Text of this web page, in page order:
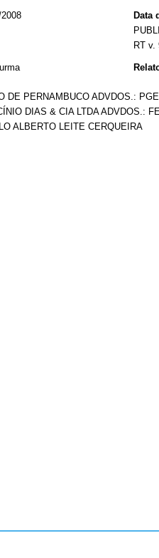
Data
RT v.
DE PERNAMBUCO ADVDOS.:
DIAS & CIA LTDA ADVDOS.:
ALBERTO LEITE CERQUEIRA